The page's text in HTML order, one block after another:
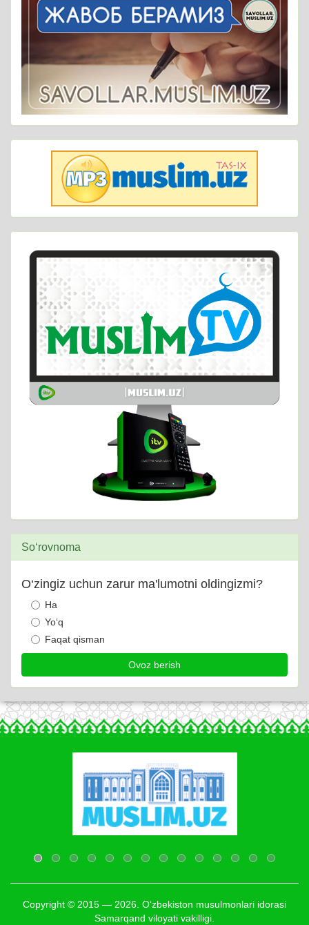
So‘rovnoma
O‘zingiz uchun zarur ma'lumotni oldingizmi?
Ha
Yo‘q
Faqat qisman
Copyright © 2015 — 2026. O‘zbekiston musulmonlari idorasi
Samarqand viloyati vakilligi.